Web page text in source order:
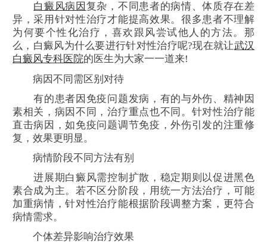
白癜风病因 复杂，不同患者的病情、体质存在差
异，采用针对性治疗才能提高效果。很多患者不理解
为何要个性化治疗，喜欢跟风尝试他人的方法。那
么，白癜风为什么要进行针对性治疗呢?现在就让武汉
白癜风专科医院的医生为大家一一道来!
病因不同需区别对待
有的患者因免疫问题发病，有的与外伤、精神因
素相关，病因不同，治疗重点也不同。针对性治疗能
直击病因，如免疫问题调节免疫，外伤引发的注重修
复，效果更明显。
病情阶段不同方法有别
进展期白癜风需控制扩散，稳定期则以促进黑色
素合成为主。若不区分阶段，用统一方法治疗，可能
加重病情，针对性治疗能根据阶段调整方案，更符合
病情需求。
个体差异影响治疗效果